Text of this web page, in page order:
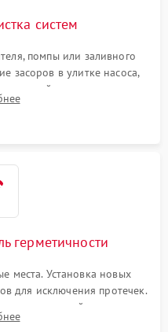
систем
помпы или заливного
засоров в улитке насоса,
ремонт платы
проводки.
герметичности
места. Установка новых
для исключения протечек.
системы,
датчика поплавка.